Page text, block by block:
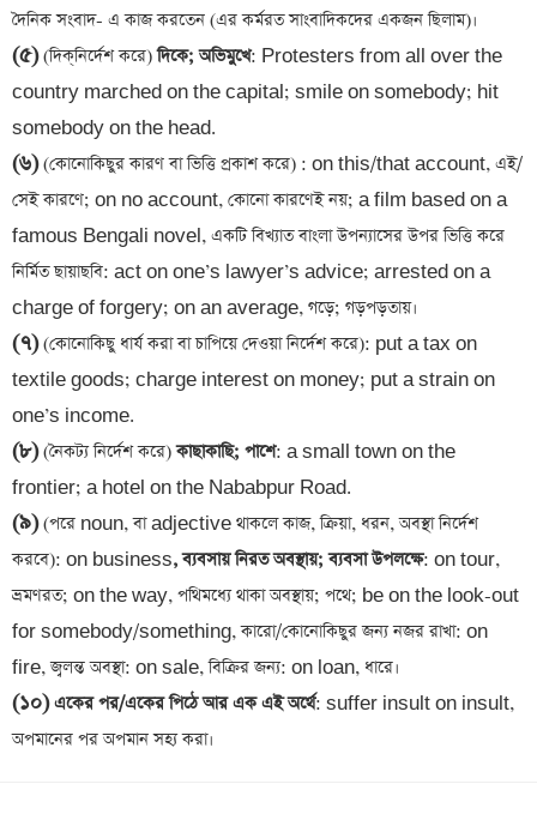
(৫) (দিক্‌নির্দেশ করে) দিকে; অভিমুখে: Protesters from all over the
country marched on the capital; smile on somebody; hit
(৬) (কোনোকিছুর কারণ বা ভিত্তি প্রকাশ করে) : on this/that account, এই/
সেই কারণে; on no account, কোনো কারণেই নয়; a film based on a
famous Bengali novel, একটি বিখ্যাত বাংলা উপন্যাসের উপর ভিত্তি করে
নির্মিত ছায়াছবি: act on one’s lawyer’s advice; arrested on a
(৭) (কোনোকিছু ধার্য করা বা চাপিয়ে দেওয়া নির্দেশ করে): put a tax on
textile goods; charge interest on money; put a strain on
(৮) (নৈকট্য নির্দেশ করে) কাছাকাছি; পাশে: a small town on the
(৯) (পরে noun, বা adjective থাকলে কাজ, ক্রিয়া, ধরন, অবস্থা নির্দেশ
করবে): on business, ব্যবসায় নিরত অবস্থায়; ব্যবসা উপলক্ষে: on tour,
ভ্রমণরত; on the way, পথিমধ্যে থাকা অবস্থায়; পথে; be on the look-out
for somebody/something, কারো/কোনোকিছুর জন্য নজর রাখা: on
(১০) একের পর/একের পিঠে আর এক এই অর্থে: suffer insult on insult,